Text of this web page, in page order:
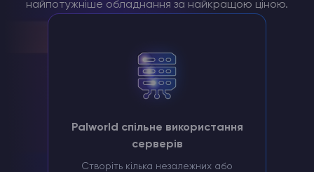
найпотужніше обладнання за найкращою ціною.
Palworld спільне використання
серверів
Створіть кілька незалежних або